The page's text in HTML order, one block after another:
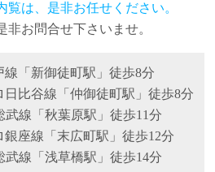
覧は、是非お任せください。
お問合せ下さいませ。
線「新御徒町駅」徒歩8分
日比谷線「仲御徒町駅」徒歩8分
武線「秋葉原駅」徒歩11分
銀座線「末広町駅」徒歩12分
武線「浅草橋駅」徒歩14分